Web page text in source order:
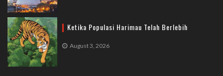
Ketika Populasi Harimau Telah Berlebih
August 3, 2026